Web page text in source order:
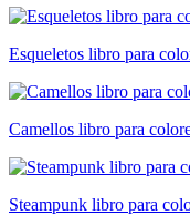
Esqueletos libro para
Camellos libro para
Steampunk libro para